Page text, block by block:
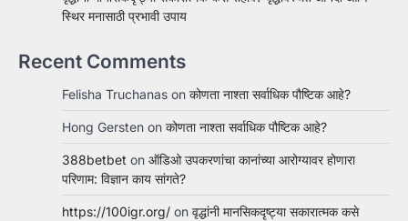
स्थिर मनासाठी प्रभावी उपाय
Recent Comments
Felisha Truchanas on कोणता नाश्ता सर्वाधिक पौष्टिक आहे?
Hong Gersten on कोणता नाश्ता सर्वाधिक पौष्टिक आहे?
388betbet on ऑडिओ उपकरणांचा कानांच्या आरोग्यावर होणारा
परिणाम: विज्ञान काय सांगते?
https://100igr.org/ on वृद्धांनी मानसिकदृष्ट्या सकारात्मक कसे